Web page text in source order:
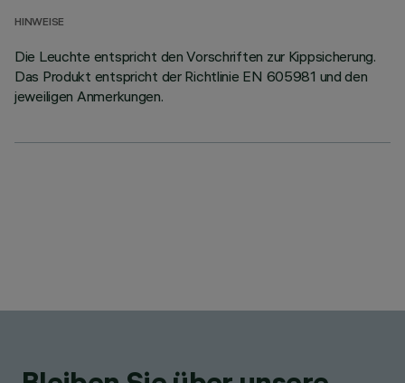
HINWEISE
Die Leuchte entspricht den Vorschriften zur Kippsicherung.
Das Produkt entspricht der Richtlinie EN 605981 und den
jeweiligen Anmerkungen.